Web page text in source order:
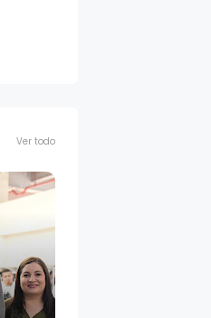
Ver todo